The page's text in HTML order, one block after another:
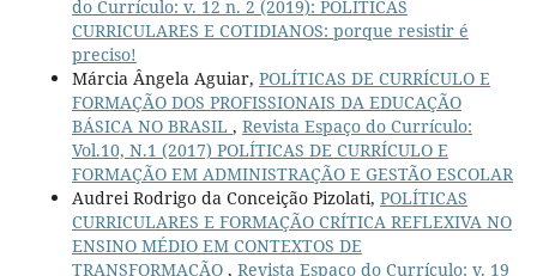
do Currículo: v. 12 n. 2 (2019): POLÍTICAS
CURRICULARES E COTIDIANOS: porque resistir é
preciso!
Márcia Ângela Aguiar, POLÍTICAS DE CURRÍCULO E
FORMAÇÃO DOS PROFISSIONAIS DA EDUCAÇÃO
BÁSICA NO BRASIL , Revista Espaço do Currículo:
Vol.10, N.1 (2017) POLÍTICAS DE CURRÍCULO E
FORMAÇÃO EM ADMINISTRAÇÃO E GESTÃO ESCOLAR
Audrei Rodrigo da Conceição Pizolati, POLÍTICAS
CURRICULARES E FORMAÇÃO CRÍTICA REFLEXIVA NO
ENSINO MÉDIO EM CONTEXTOS DE
TRANSFORMAÇÃO , Revista Espaço do Currículo: v. 19